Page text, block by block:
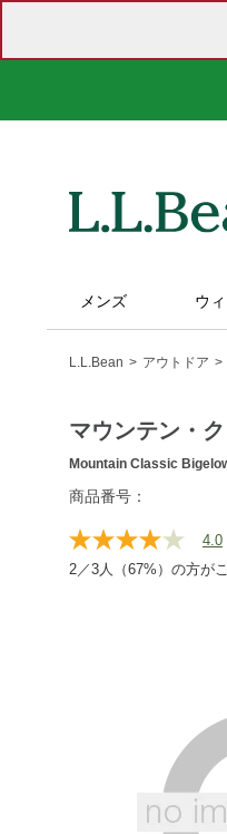
メンズ ウ
L.L.Bean アウトドア
マウンテン・
Mountain Classic
https://
商品番号：
4.0
2／3人（67%）の方が